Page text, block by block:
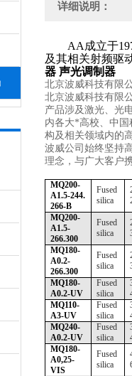
详细说明：
AA 成立于
及其相关射频驱
器 声光调制器
北京波威科技有限
北京波威科技有限
产品涉及激光、光
内各大*高校、中
构及相关领域内的
波威公司始终坚持
理念，与广大客户
MQ200-
A1.5-244.
266-B
Fused
silica
MQ200-
A1.5-
266.300
Fused
silica
MQ180-
A0.2-
266.300
Fused
silica
MQ180-
A0.2-UV
Fused
silica
MQ110-
A3-UV
Fused
silica
MQ240-
A0.2-UV
Fused
silica
MQ180-
A0,25-
VIS
Fused
silica